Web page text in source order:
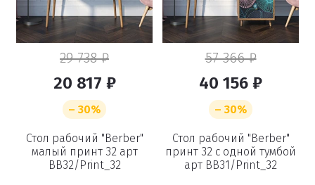
29 738 ₽
20 817 ₽
– 30%
Стол рабочий "Berber"
малый принт 32 арт
BB32/Print_32
57 366 ₽
40 156 ₽
– 30%
Стол рабочий "Berber"
принт 32 с одной тумбой
арт BB31/Print_32